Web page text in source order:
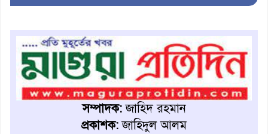
রোববার থেকে ভারতীয় ট্যুরিস্ট
ভিসা চালু
মাগুরায় জাতীয় ভিটামিন ‘এ’ প্লাস
ক্যাম্পেইন উপলক্ষে সাংবাদিক
অবহিতকরণ
সম্পাদক:জাহিদ রহমান
প্রকাশক:জাহিদুল আলম